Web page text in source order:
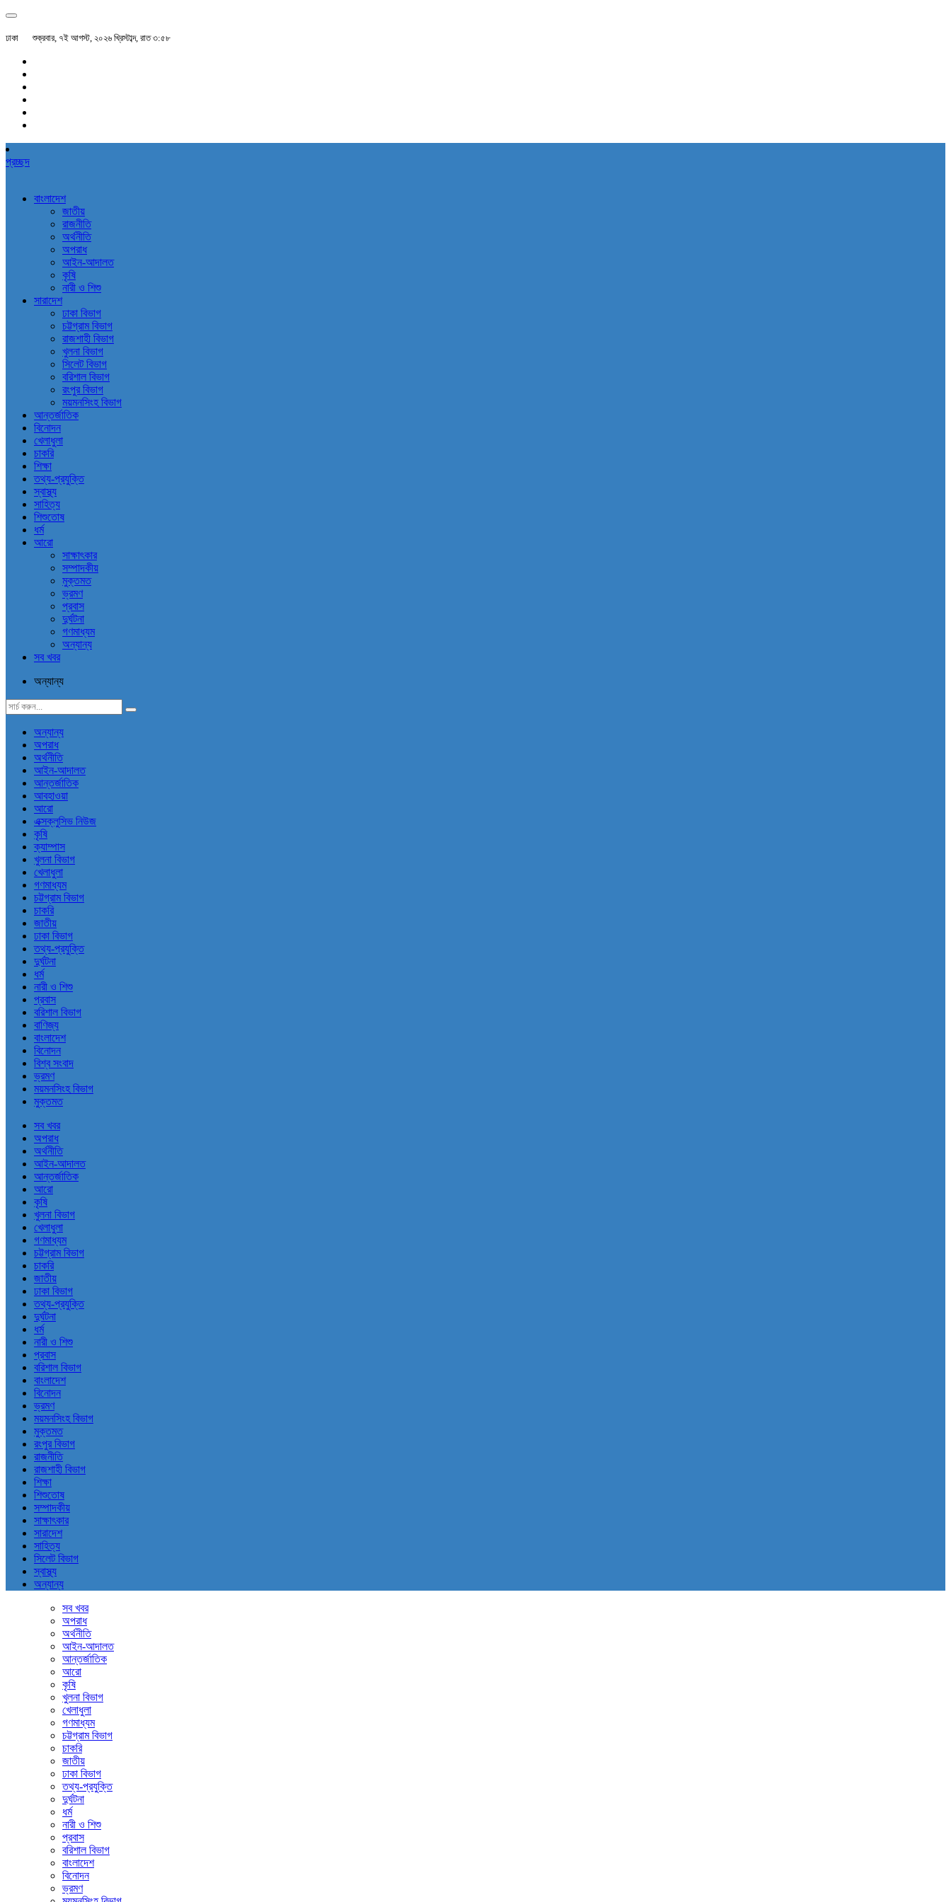
ঢাকা শুক্রবার, ৭ই আগস্ট, ২০২৬ খ্রিস্টাব্দ, রাত ৩:৫৮
প্রচ্ছদ
বাংলাদেশ
জাতীয়
রাজনীতি
অর্থনীতি
অপরাধ
আইন-আদালত
কৃষি
নারী ও শিশু
সারাদেশ
ঢাকা বিভাগ
চট্টগ্রাম বিভাগ
রাজশাহী বিভাগ
খুলনা বিভাগ
সিলেট বিভাগ
বরিশাল বিভাগ
রংপুর বিভাগ
ময়মনসিংহ বিভাগ
আন্তর্জাতিক
বিনোদন
খেলাধুলা
চাকরি
শিক্ষা
তথ্য-প্রযুক্তি
স্বাস্থ্য
সাহিত্য
শিশুতোষ
ধর্ম
আরো
সাক্ষাৎকার
সম্পাদকীয়
মুক্তমত
ভ্রমণ
প্রবাস
দুর্ঘটনা
গণমাধ্যম
অন্যান্য
সব খবর
অন্যান্য
অন্যান্য
অপরাধ
অর্থনীতি
আইন-আদালত
আন্তর্জাতিক
আবহাওয়া
আরো
এক্সক্লুসিভ নিউজ
কৃষি
ক্যাম্পাস
খুলনা বিভাগ
খেলাধুলা
গণমাধ্যম
চট্টগ্রাম বিভাগ
চাকরি
জাতীয়
ঢাকা বিভাগ
তথ্য-প্রযুক্তি
দুর্ঘটনা
ধর্ম
নারী ও শিশু
প্রবাস
বরিশাল বিভাগ
বাণিজ্য
বাংলাদেশ
বিনোদন
বিশ্ব সংবাদ
ভ্রমণ
ময়মনসিংহ বিভাগ
মুক্তমত
সব খবর
অপরাধ
অর্থনীতি
আইন-আদালত
আন্তর্জাতিক
আরো
কৃষি
খুলনা বিভাগ
খেলাধুলা
গণমাধ্যম
চট্টগ্রাম বিভাগ
চাকরি
জাতীয়
ঢাকা বিভাগ
তথ্য-প্রযুক্তি
দুর্ঘটনা
ধর্ম
নারী ও শিশু
প্রবাস
বরিশাল বিভাগ
বাংলাদেশ
বিনোদন
ভ্রমণ
ময়মনসিংহ বিভাগ
মুক্তমত
রংপুর বিভাগ
রাজনীতি
রাজশাহী বিভাগ
শিক্ষা
শিশুতোষ
সম্পাদকীয়
সাক্ষাৎকার
সারাদেশ
সাহিত্য
সিলেট বিভাগ
স্বাস্থ্য
অন্যান্য
সব খবর
অপরাধ
অর্থনীতি
আইন-আদালত
আন্তর্জাতিক
আরো
কৃষি
খুলনা বিভাগ
খেলাধুলা
গণমাধ্যম
চট্টগ্রাম বিভাগ
চাকরি
জাতীয়
ঢাকা বিভাগ
তথ্য-প্রযুক্তি
দুর্ঘটনা
ধর্ম
নারী ও শিশু
প্রবাস
বরিশাল বিভাগ
বাংলাদেশ
বিনোদন
ভ্রমণ